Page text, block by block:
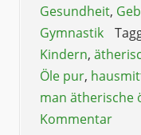
Gesundheit,
Gymnastik
Kindern,
Öle pur,
man ätherische
Kommentar